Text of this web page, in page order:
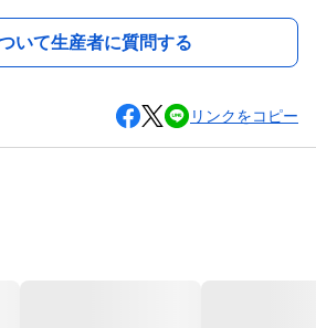
いて生産者に質問する
リンクをコピー